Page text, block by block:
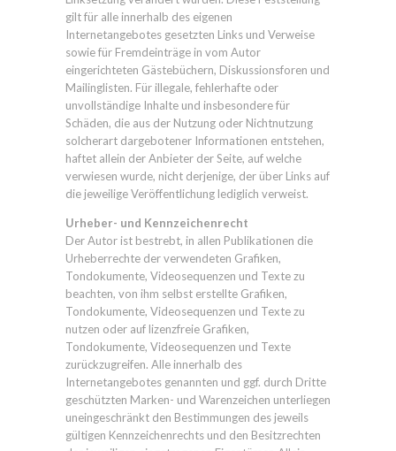
gilt für alle innerhalb des eigenen
Internetangebotes gesetzten Links und Verweise
sowie für Fremdeinträge in vom Autor
eingerichteten Gästebüchern, Diskussionsforen und
Mailinglisten. Für illegale, fehlerhafte oder
unvollständige Inhalte und insbesondere für
Schäden, die aus der Nutzung oder Nichtnutzung
solcherart dargebotener Informationen entstehen,
haftet allein der Anbieter der Seite, auf welche
verwiesen wurde, nicht derjenige, der über Links auf
die jeweilige Veröffentlichung lediglich verweist.
Urheber- und Kennzeichenrecht
Der Autor ist bestrebt, in allen Publikationen die
Urheberrechte der verwendeten Grafiken,
Tondokumente, Videosequenzen und Texte zu
beachten, von ihm selbst erstellte Grafiken,
Tondokumente, Videosequenzen und Texte zu
nutzen oder auf lizenzfreie Grafiken,
Tondokumente, Videosequenzen und Texte
zurückzugreifen. Alle innerhalb des
Internetangebotes genannten und ggf. durch Dritte
geschützten Marken- und Warenzeichen unterliegen
uneingeschränkt den Bestimmungen des jeweils
gültigen Kennzeichenrechts und den Besitzrechten